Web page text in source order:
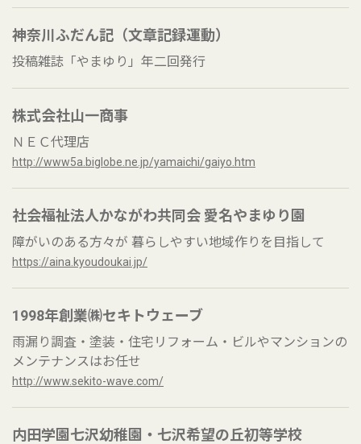
神奈川ふだん記（文章記録運動）
投稿雑誌「やまゆり」年二回発行
株式会社山一商事
ＮＥＣ代理店
http://www5a.biglobe.ne.jp/yamaichi/gaiyo.htm
社会福祉法人かながわ共同会 愛名やまゆり園
障がいのある方々が 暮らしやすい地域作りを目指して
https://aina.kyoudoukai.jp/
1998年創業㈱セキトウェーブ
雨漏り調査・塗装・住宅リフォーム・ビルやマンションの
メンテナンスはお任せ
http://www.sekito-wave.com/
内田学園七沢幼稚園・七沢希望の丘初等学校